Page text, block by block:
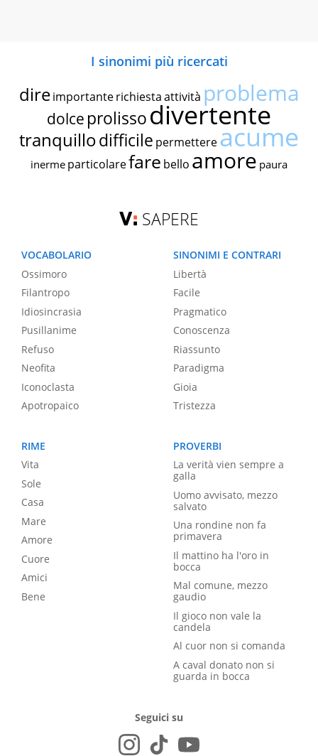
I sinonimi più ricercati
dire importante richiestaattività problema
dolce prolissodivertente
tranquillodifficile permettereacume
inerme particolarefare bello amore paura
SAPERE
VOCABOLARIO
Ossimoro
Filantropo
Idiosincrasia
Pusillanime
Refuso
Neofita
Iconoclasta
Apotropaico
SINONIMI E CONTRARI
Libertà
Facile
Pragmatico
Conoscenza
Riassunto
Paradigma
Gioia
Tristezza
RIME
Vita
Sole
Casa
Mare
Amore
Cuore
Amici
Bene
PROVERBI
La verità vien sempre a
galla
Uomo avvisato, mezzo
salvato
Una rondine non fa
primavera
Il mattino ha l'oro in
bocca
Mal comune, mezzo
gaudio
Il gioco non vale la
candela
Al cuor non si comanda
A caval donato non si
guarda in bocca
Seguici su